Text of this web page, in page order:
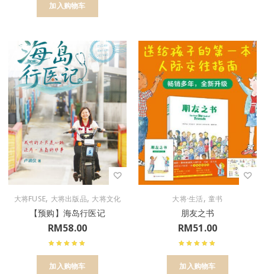
加入购物车
大将FUSE, 大将出版品, 大将文化
【预购】海岛行医记
RM58.00
加入购物车
大将·生活,童书
朋友之书
RM51.00
加入购物车